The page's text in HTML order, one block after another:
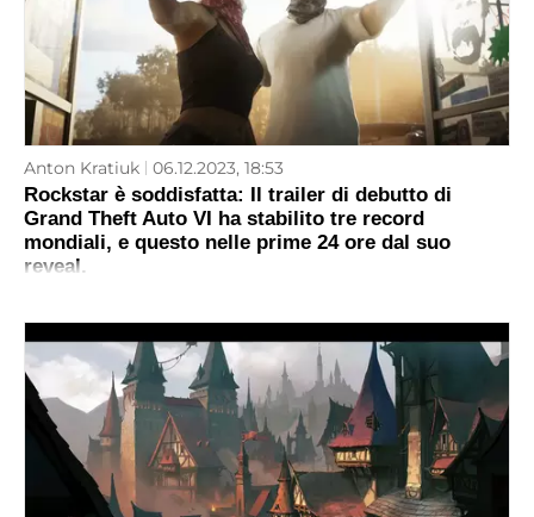
Anton Kratiuk 06.12.2023, 18:53
Rockstar è soddisfatta: Il trailer di debutto di
Grand Theft Auto VI ha stabilito tre record
mondiali, e questo nelle prime 24 ore dal suo
reveal.